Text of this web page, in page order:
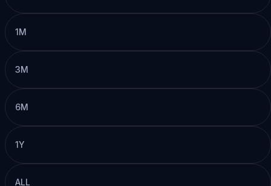
1M
3M
6M
1Y
ALL